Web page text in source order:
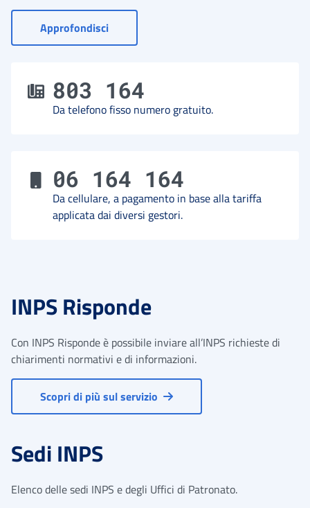
Approfondisci- Vai a Contact Center
803 164
Da telefono fisso numero gratuito.
06 164 164
Da cellulare, a pagamento in base alla tariffa
applicata dai diversi gestori.
INPS Risponde
Con INPS Risponde è possibile inviare all’INPS richieste di
chiarimenti normativi e di informazioni.
Scopri di più sul servizio
Sedi INPS
Elenco delle sedi INPS e degli Uffici di Patronato.